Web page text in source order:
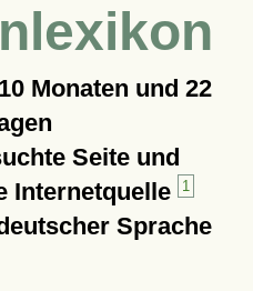
Monaten und 22
Seite und
Internetquelle
1
Sprache